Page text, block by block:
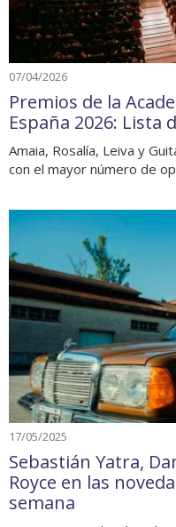
07/04/2026
Premios de la
España 2026: Lista
Amaia, Rosalía, Leiva y
con el mayor número de
17/05/2025
Sebastián Yatra,
Royce en las
semana